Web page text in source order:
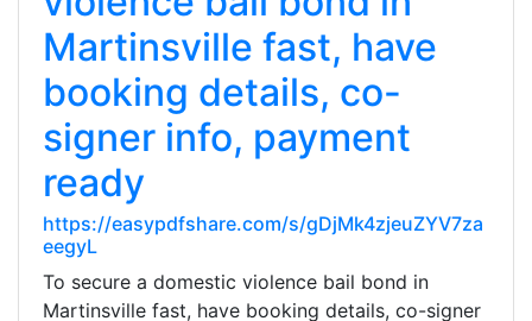
Martinsville fast, have
booking details, co-
signer info, payment
ready
https://easypdfshare.com/s/gDjMk4zjeuZYV7za
eegyL
To secure a domestic violence bail bond in
Martinsville fast, have booking details, co-signer